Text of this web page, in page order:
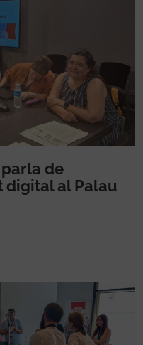
de
digital al Palau